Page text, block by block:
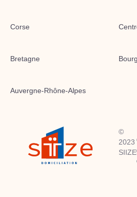
Corse
Bretagne
Auvergne-Rhône-Alpes
©
2023
SIIZE